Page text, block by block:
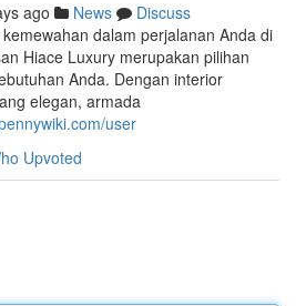
ago News
Discuss
dalam perjalanan Anda di
Hiace Luxury merupakan pilihan
Anda. Dengan interior
elegan, armada
user
Upvoted